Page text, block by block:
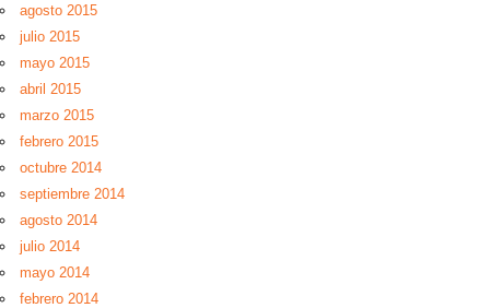
agosto 2015
julio 2015
mayo 2015
abril 2015
marzo 2015
febrero 2015
octubre 2014
septiembre 2014
agosto 2014
julio 2014
mayo 2014
febrero 2014